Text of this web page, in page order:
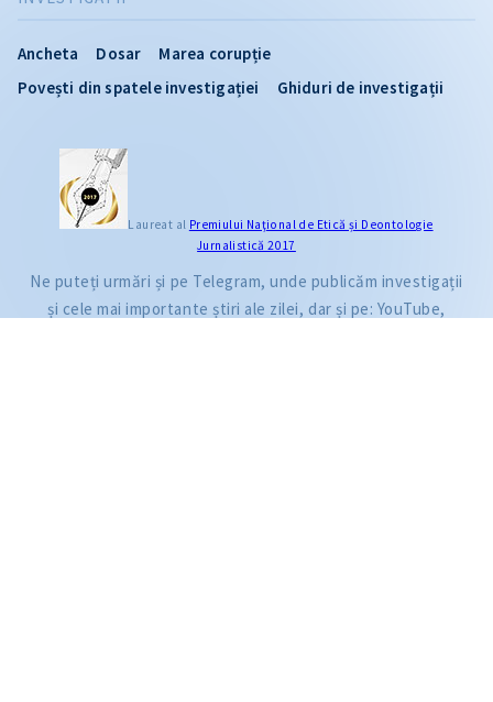
Luna publicării
Ancheta Dosar
Marea corupție
Povești din spatele investigației
Ghiduri de investigații
Laureat al Premiului Naţional de Etică și Deontologie
Jurnalistică 2017
Ne puteți urmări și pe Telegram, unde publicăm investigații
și cele mai importante știri ale zilei, dar și pe: YouTube,
CITEȘTE